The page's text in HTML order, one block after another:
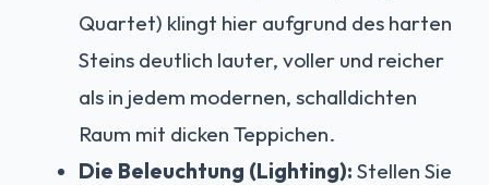
Quartet) klingt hier aufgrund des harten
Steins deutlich lauter, voller und reicher
als in jedem modernen, schalldichten
Raum mit dicken Teppichen.
Die Beleuchtung (Lighting): Stellen Sie